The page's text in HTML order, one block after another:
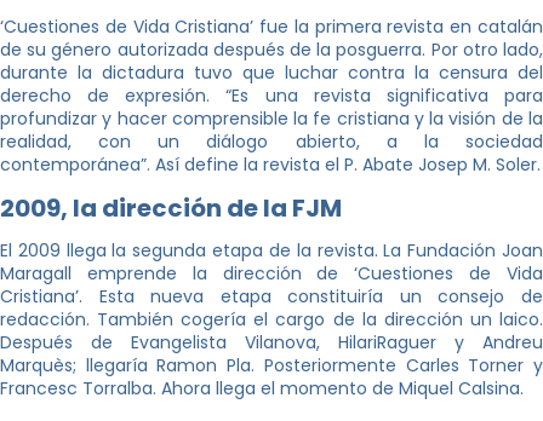
‘Cuestiones de Vida Cristiana’ fue la primera revista en catalán
de su género autorizada después de la posguerra. Por otro lado,
durante la dictadura tuvo que luchar contra la censura del
derecho de expresión. “Es una revista significativa para
profundizar y hacer comprensible la fe cristiana y la visión de la
realidad, con un diálogo abierto, a la sociedad
contemporánea”. Así define la revista el P. Abate Josep M. Soler.
2009, la dirección de la FJM
El 2009 llega la segunda etapa de la revista. La Fundación Joan
Maragall emprende la dirección de ‘Cuestiones de Vida
Cristiana’. Esta nueva etapa constituiría un consejo de
redacción. También cogería el cargo de la dirección un laico.
Después de Evangelista Vilanova, HilariRaguer y Andreu
Marquès; llegaría Ramon Pla. Posteriormente Carles Torner y
Francesc Torralba. Ahora llega el momento de Miquel Calsina.